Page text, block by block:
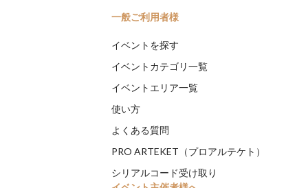
一般ご利用者様
イベントを探す
イベントカテゴリ一覧
イベントエリア一覧
使い方
よくある質問
PRO ARTEKET（プロアルテケト）
シリアルコード受け取り